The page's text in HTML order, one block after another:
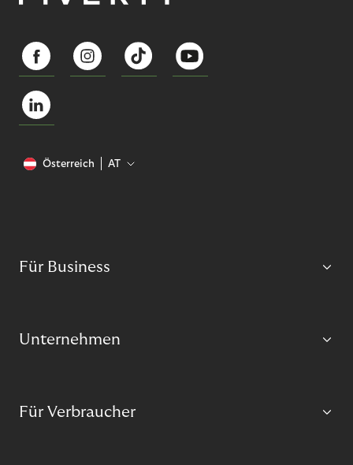
Österreich AT
Für Business
Unternehmen
Für Verbraucher